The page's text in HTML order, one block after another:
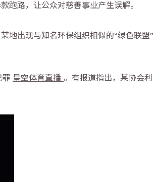
跑路，让公众对慈善事业产生误解。
地出现与知名环保组织相似的“绿色联盟
罪 星空体育直播 。有报道指出，某协会